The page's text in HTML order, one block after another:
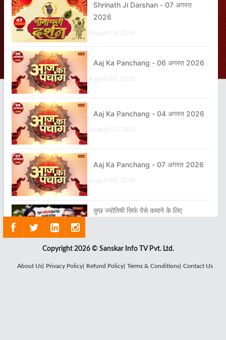
Shrinath Ji Darshan - 07 अगस्त
2026
August 06, 2026
Aaj Ka Panchang - 06 अगस्त 2026
August 05, 2026
Aaj Ka Panchang - 04 अगस्त 2026
August 03, 2026
Aaj Ka Panchang - 07 अगस्त 2026
August 06, 2026
कुछ ज्योतिषी सिर्फ पैसे कमाने के लिए
Shrinath Ji Darshan - 05 अगस्त
Copyright 2026 © Sanskar Info TV Pvt. Ltd.
About Us| Privacy Policy| Refund Policy| Terms & Conditions| Contact Us